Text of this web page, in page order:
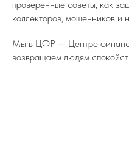
проверенные советы, как
коллекторов, мошенников и
Мы в ЦФР — Центре
возвращаем людям